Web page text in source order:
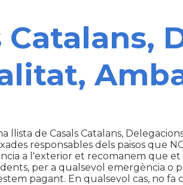
Catalans,
de Casals Catalans,
responsables dels paisos que
a l'exterior et recomanem que
per a qualsevol emergència o
pagant. En qualsevol cas, no fa